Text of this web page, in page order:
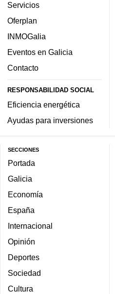
Servicios
Oferplan
INMOGalia
Eventos en Galicia
Contacto
RESPONSABILIDAD SOCIAL
Eficiencia energética
Ayudas para inversiones
SECCIONES
Portada
Galicia
Economía
España
Internacional
Opinión
Deportes
Sociedad
Cultura